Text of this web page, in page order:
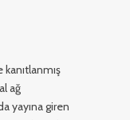
kanıtlanmış
ağ
yayına giren